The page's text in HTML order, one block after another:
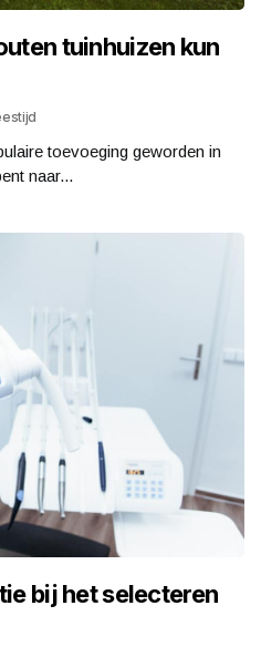
tuinhuizen kun
toevoeging geworden in
naar...
bij het selecteren